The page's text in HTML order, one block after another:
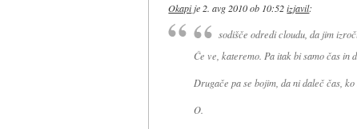
Okapije 2. avg 2010 ob 10:52 izjavil:
sodišče odredi cloudu, da jim
Če ve, kateremo. Pa itak bi samo čas
Drugače pa se bojim, da ni daleč čas,
O.